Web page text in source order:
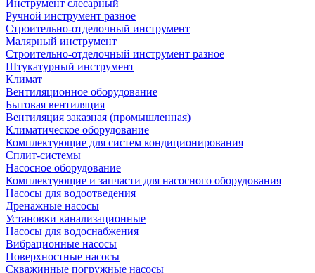
Инструмент слесарный
Ручной инструмент разное
Строительно-отделочный инструмент
Малярный инструмент
Строительно-отделочный инструмент разное
Штукатурный инструмент
Климат
Вентиляционное оборудование
Бытовая вентиляция
Вентиляция заказная (промышленная)
Климатическое оборудование
Комплектующие для систем кондиционирования
Сплит-системы
Насосное оборудование
Комплектующие и запчасти для насосного оборудования
Насосы для водоотведения
Дренажные насосы
Установки канализационные
Насосы для водоснабжения
Вибрационные насосы
Поверхностные насосы
Скважинные погружные насосы